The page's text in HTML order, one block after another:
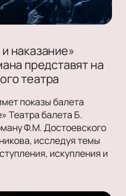
наказание»
представят на
театра
показы балета
Театра балета Б.
Ф.М. Достоевского
исследуя темы
искупления и